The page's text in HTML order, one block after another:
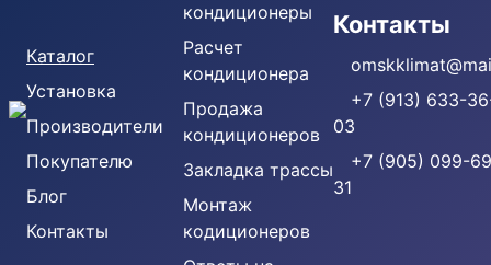
Каталог
Установка
Производители
Покупателю
Блог
Контакты
кондиционеры
Расчет
кондиционера
Продажа
кондиционеров
Закладка трассы
Монтаж
кодиционеров
Контакты
+7 (913) 633-
03
+7 (905) 099-
31